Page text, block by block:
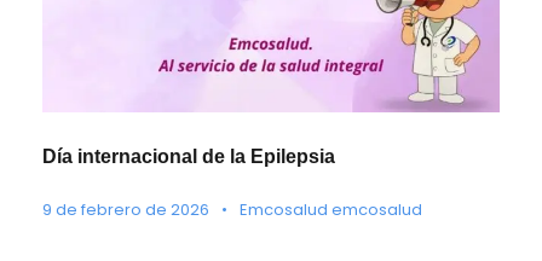
Día internacional de la Epilepsia
9 de febrero de 2026 • Emcosalud emcosalud